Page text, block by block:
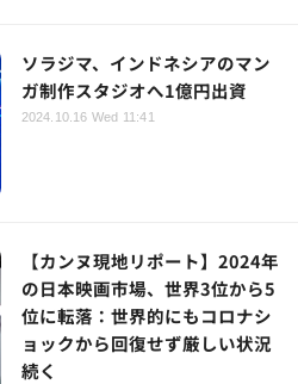
ソラジマ、インドネシアのマン
ガ制作スタジオへ1億円出資
2024.10.16 Wed 11:41
【カンヌ現地リポート】2024年
の日本映画市場、世界3位から5
位に転落：世界的にもコロナシ
ョックから回復せず厳しい状況
続く